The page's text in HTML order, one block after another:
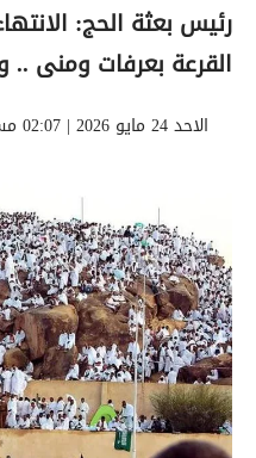
رئيس بعثة الحج:
القرعة بعرفات ومنى ..
الاحد 24 مايو 2026 | 02:07 مساءً